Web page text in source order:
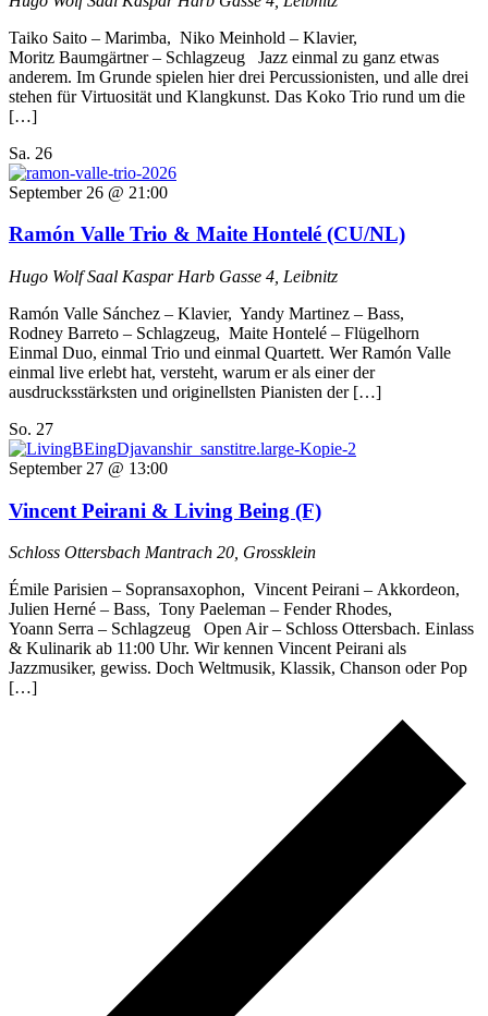
Taiko Saito –⁠ Marimba, Niko Meinhold –⁠ Klavier,
Moritz Baumgärtner –⁠ Schlagzeug Jazz einmal zu ganz etwas
anderem. Im Grunde spielen hier drei Percussionisten, und alle drei
stehen für Virtuosität und Klangkunst. Das Koko Trio rund um die
[…]
Sa. 26
September 26 @ 21:00
Ramón Valle Trio & Maite Hontelé (CU/NL)
Hugo Wolf Saal Kaspar Harb Gasse 4, Leibnitz
Ramón Valle Sánchez –⁠ Klavier, Yandy Martinez –⁠ Bass,
Rodney Barreto –⁠ Schlagzeug, Maite Hontelé –⁠ Flügelhorn
Einmal Duo, einmal Trio und einmal Quartett. Wer Ramón Valle
einmal live erlebt hat, versteht, warum er als einer der
ausdrucksstärksten und originellsten Pianisten der […]
So. 27
September 27 @ 13:00
Vincent Peirani & Living Being (F)
Schloss Ottersbach Mantrach 20, Grossklein
Émile Parisien –⁠ Sopransaxophon, Vincent Peirani –⁠ Akkordeon,
Julien Herné –⁠ Bass, Tony Paeleman –⁠ Fender Rhodes,
Yoann Serra –⁠ Schlagzeug Open Air – Schloss Ottersbach. Einlass
& Kulinarik ab 11:00 Uhr. Wir kennen Vincent Peirani als
Jazzmusiker, gewiss. Doch Weltmusik, Klassik, Chanson oder Pop
[…]